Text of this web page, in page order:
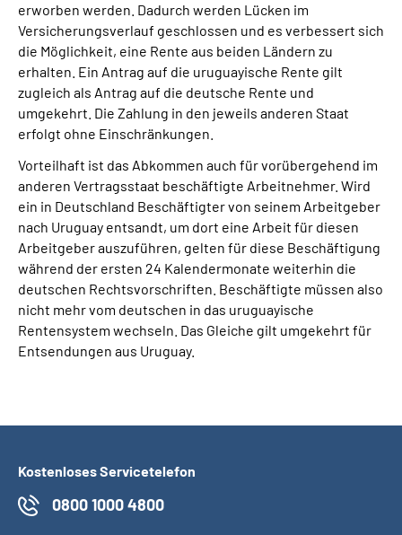
erworben werden. Dadurch werden Lücken im
Versicherungsverlauf geschlossen und es verbessert sich
die Möglichkeit, eine Rente aus beiden Ländern zu
erhalten. Ein Antrag auf die uruguayische Rente gilt
zugleich als Antrag auf die deutsche Rente und
umgekehrt. Die Zahlung in den jeweils anderen Staat
erfolgt ohne Einschränkungen.
Vorteilhaft ist das Abkommen auch für vorübergehend im
anderen Vertragsstaat beschäftigte Arbeitnehmer. Wird
ein in Deutschland Beschäftigter von seinem Arbeitgeber
nach Uruguay entsandt, um dort eine Arbeit für diesen
Arbeitgeber auszuführen, gelten für diese Beschäftigung
während der ersten 24 Kalendermonate weiterhin die
deutschen Rechtsvorschriften. Beschäftigte müssen also
nicht mehr vom deutschen in das uruguayische
Rentensystem wechseln. Das Gleiche gilt umgekehrt für
Entsendungen aus Uruguay.
Kostenloses Servicetelefon
0800 1000 4800